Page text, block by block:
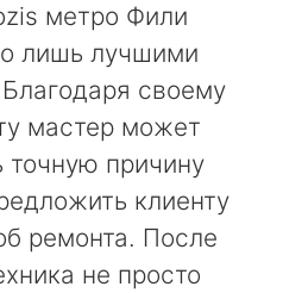
метро Фили
лишь лучшими
своему
мастер может
точную причину
клиенту
ремонта. После
не просто